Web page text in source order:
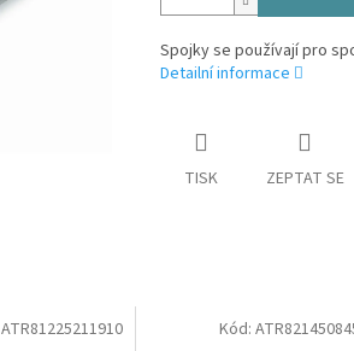
Spojky se používají pro
Detailní informace
TISK ZEPTAT SE
ATR81225211910 Kód: